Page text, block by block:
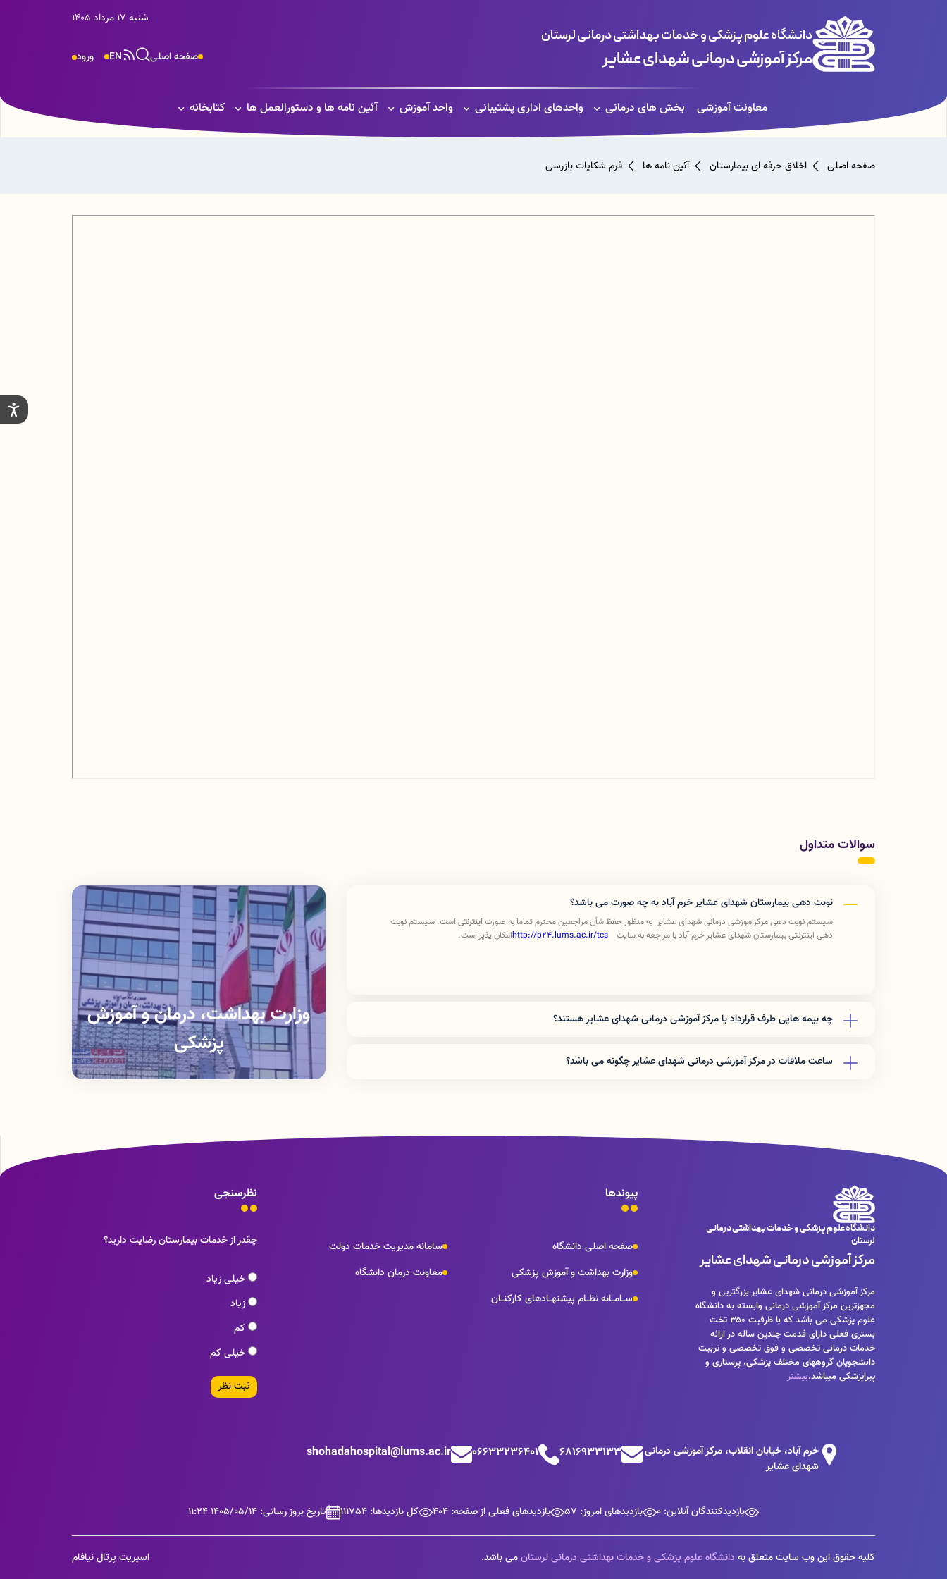
دانشگاه علوم پزشکی و خدمات بهداشتی درمانی لرستان
مرکز آموزشی درمانی شهدای عشایر
شنبه 17 مرداد 1405
ورود EN صفحه اصلی
معاونت آموزشی بخش های درمانی واحدهای اداری پشتیبانی واحد آموزش آئین نامه ها و دستورالعمل ها کتابخانه
صفحه اصلی اخلاق حرفه ای بیمارستان آئین نامه ها فرم شکایات بازرسی
سوالات متداول
نوبت دهی بیمارستان شهدای عشایر خرم آباد به چه صورت می باشد؟
سیستم نوبت دهی مرکزآموزشی درمانی شهدای عشایر به منظور حفظ شأن مراجعین محترم تماما به صورت اینترنتی است. سیستم نوبت
دهی اینترنتی بیمارستان شهدای عشایر خرم آباد با مراجعه به سایت
http://p24.lums.ac.ir/tcsامکان پذیر است.
چه بیمه هایی طرف قرارداد با مرکز آموزشی درمانی شهدای عشایر هستند؟
ساعت ملاقات در مرکز آموزشی درمانی شهدای عشایر چگونه می باشد؟
وزارت بهداشت، درمان و آموزش
پزشکی
دانشگاه علوم پزشکی و خدمات بهداشتی درمانی
لرستان
مرکز آموزشی درمانی شهدای عشایر
مرکز آموزشی درمانی شهدای عشایر بزرگترین و
مجهزترین مرکز آموزشی درمانی وابسته به دانشگاه
علوم پزشکی می باشد که با ظرفیت ۳۵۰ تخت
بستری فعلی دارای قدمت چندین ساله در ارائه
خدمات درمانی تخصصی و فوق تخصصی و تربیت
دانشجویان گروههای مختلف پزشکی، پرستاری و
پیراپزشکی میباشد.بیشتر
پیوندها
صفحه اصلی دانشگاه
سامانه مدیریت خدمات دولت
وزارت بهداشت و آموزش پزشکی
معاونت درمان دانشگاه
ســامــانه نظــام پيشنهــادهای كاركنــان
نظرسنجی
چقدر از خدمات بیمارستان رضایت دارید؟
خیلی زیاد
زیاد
کم
خیلی کم
ثبت نظر
خرم آباد، خیابان انقلاب، مرکز آموزشی درمانی
شهدای عشایر
6816933133
06633236401
shohadahospital@lums.ac.ir
بازدیدکنندگان آنلاین: 0 بازدیدهای امروز: 57 بازدیدهای فعلی از صفحه: 404 کل بازدیدها: 111754 تاریخ بروز رسانی: 1405/05/14 11:24
کلیه حقوق این وب سایت متعلق به دانشگاه علوم پزشکی و خدمات بهداشتی درمانی لرستانمی باشد. اسپریت پرتال نیافام